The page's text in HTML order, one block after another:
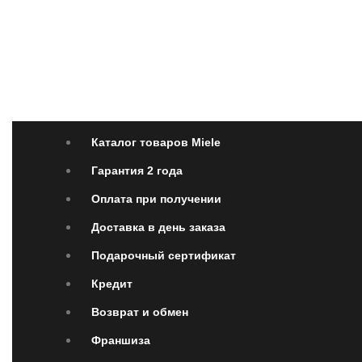
Каталог товаров Miele
Гарантия 2 года
Оплата при получении
Доставка в день заказа
Подарочный сертификат
Кредит
Возврат и обмен
Франшиза